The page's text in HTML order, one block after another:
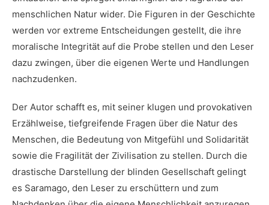
menschlichen Natur wider. Die Figuren in der Geschichte
werden vor extreme Entscheidungen gestellt, die ihre
moralische Integrität auf die Probe stellen und den Leser
dazu zwingen, über die eigenen Werte ‍und Handlungen
nachzudenken.
Der Autor schafft‌ es, mit seiner klugen und provokativen
Erzählweise, tiefgreifende Fragen über​ die Natur des
Menschen, die Bedeutung von Mitgefühl⁣ und Solidarität
‍sowie die Fragilität der Zivilisation zu stellen.​ Durch die
drastische Darstellung der blinden Gesellschaft gelingt
es Saramago, ⁢den Leser ​zu erschüttern und zum